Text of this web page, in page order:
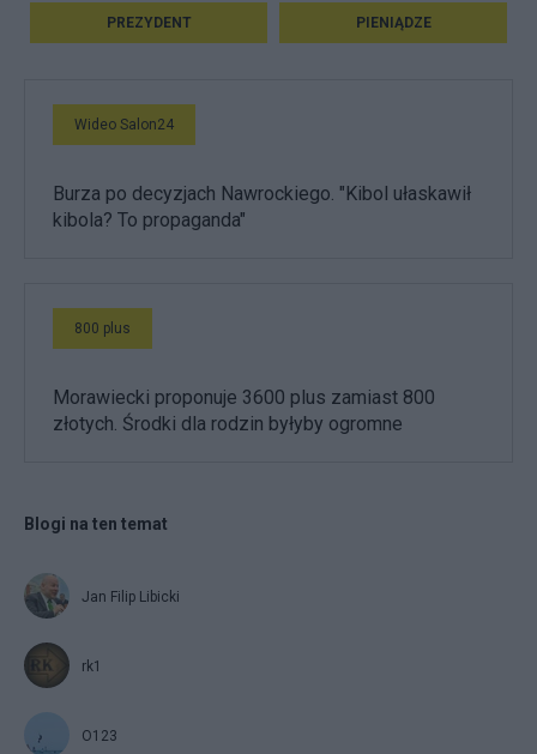
PREZYDENT PIENIĄDZE
Wideo Salon24
Burza po decyzjach Nawrockiego. "Kibol ułaskawił
kibola? To propaganda"
800 plus
Morawiecki proponuje 3600 plus zamiast 800
złotych. Środki dla rodzin byłyby ogromne
Blogi na ten temat
Jan Filip Libicki
rk1
O123